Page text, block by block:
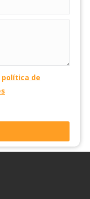
política de